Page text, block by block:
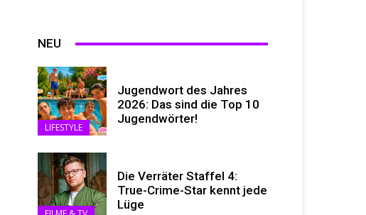
NEU
LIFESTYLE
Jugendwort des Jahres
2026: Das sind die Top 10
Jugendwörter!
Die Verräter Staffel 4:
True-Crime-Star kennt jede
Lüge